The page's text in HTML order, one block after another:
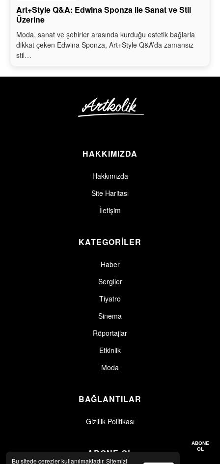
Art+Style Q&A: Edwina Sponza ile Sanat ve Stil
Üzerine
Moda, sanat ve şehirler arasında kurduğu estetik bağlarla
dikkat çeken Edwina Sponza, Art+Style Q&A’da zamansız
stil…
HAKKIMIZDA
Hakkımızda
Site Haritası
İletişim
KATEGORİLER
Haber
Sergiler
Tiyatro
Sinema
Röportajlar
Etkinlik
Moda
BAĞLANTILAR
Gizlilik Politikası
ABONE OL
ABONE
OL
Bu sitede çerezler kullanılmaktadır. Sitemizi